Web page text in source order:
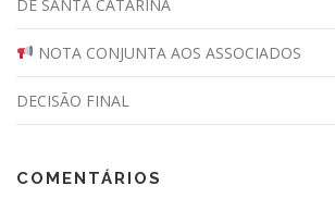
DE SANTA CATARINA
NOTA CONJUNTA AOS ASSOCIADOS
DECISÃO FINAL
COMENTÁRIOS